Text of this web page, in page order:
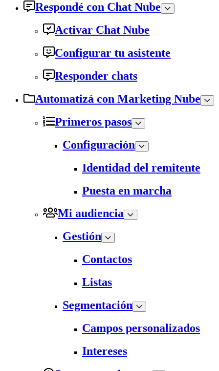
Respondé con Chat Nube
Activar Chat Nube
Configurar tu asistente
Responder chats
Automatizá con Marketing Nube
Primeros pasos
Configuración
Identidad del remitente
Puesta en marcha
Mi audiencia
Gestión
Contactos
Listas
Segmentación
Campos personalizados
Intereses